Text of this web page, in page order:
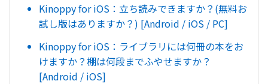
Kinoppy for iOS：立ち読みできますか？(無料お
試し版はありますか？) [Android / iOS / PC]
Kinoppy for iOS：ライブラリには何冊の本をお
けますか？棚は何段までふやせますか？
[Android / iOS]